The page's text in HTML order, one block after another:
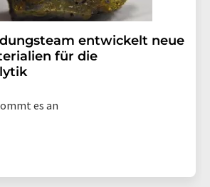
entwickelt neue
für die
es an